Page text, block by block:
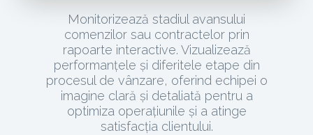
Monitorizează stadiul avansului
comenzilor sau contractelor prin
rapoarte interactive. Vizualizează
performanțele și diferitele etape din
procesul de vânzare, oferind echipei o
imagine clară și detaliată pentru a
optimiza operațiunile și a atinge
satisfacția clientului.